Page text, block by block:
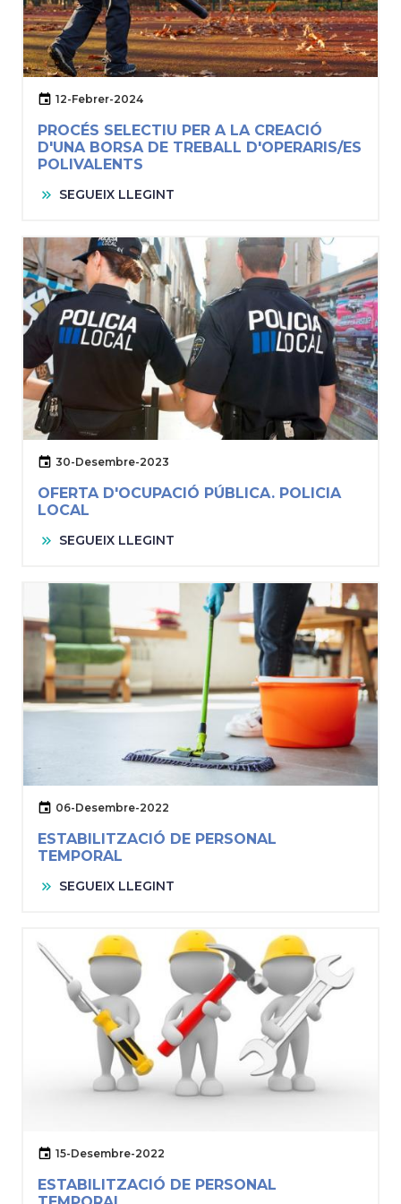
12-Febrer-2024
PROCÉS SELECTIU PER A LA CREACIÓ
D'UNA BORSA DE TREBALL D'OPERARIS/ES
POLIVALENTS
SEGUEIX LLEGINT
30-Desembre-2023
OFERTA D'OCUPACIÓ PÚBLICA. POLICIA
LOCAL
SEGUEIX LLEGINT
06-Desembre-2022
ESTABILITZACIÓ DE PERSONAL
TEMPORAL
SEGUEIX LLEGINT
15-Desembre-2022
ESTABILITZACIÓ DE PERSONAL